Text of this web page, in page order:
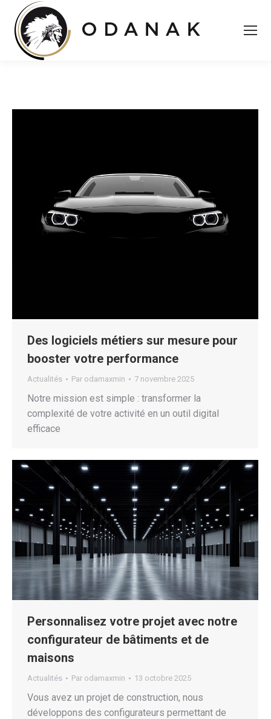
Des logiciels métiers sur mesure pour
booster votre performance
Actualités Par odamaxmin 7 novembre 2025
Notre mission est simple : transformer la
complexité de votre activité en un outil digital
efficace
Personnalisez votre projet avec notre
configurateur de bâtiments et de
maisons
Actualités Par odamaxmin 13 octobre 2025
Vous avez un projet de construction, nous
développons des configurateurs permettant de